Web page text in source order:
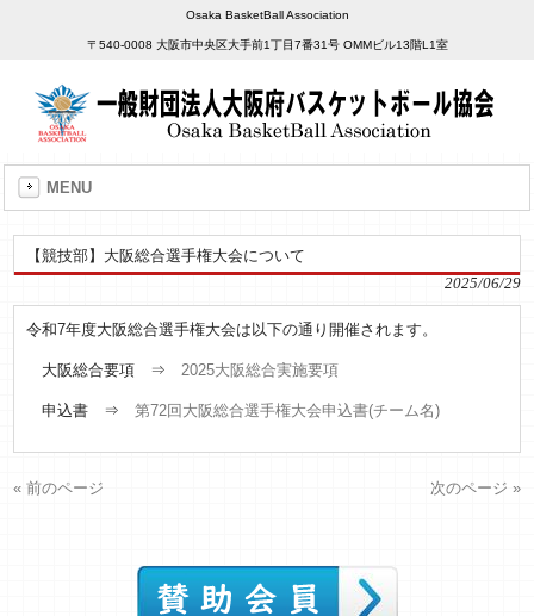
Osaka BasketBall Association
〒540-0008 大阪市中央区大手前1丁目7番31号 OMMビル13階L1室
MENU
【競技部】大阪総合選手権大会について
2025/06/29
令和7年度大阪総合選手権大会は以下の通り開催されます。
大阪総合要項 ⇒2025大阪総合実施要項
申込書 ⇒第72回大阪総合選手権大会申込書(チーム名)
« 前のページ 次のページ »